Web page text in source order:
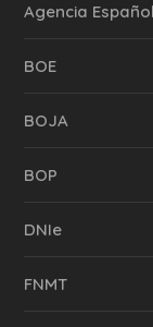
Agencia
BOE
BOJA
BOP
DNIe
FNMT